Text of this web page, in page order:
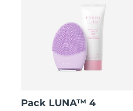
Pack LUNA™ 4